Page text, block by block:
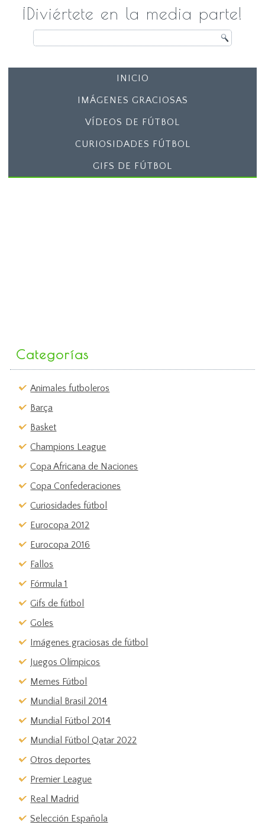
¡Diviértete en la media parte!
INICIO
IMÁGENES GRACIOSAS
VÍDEOS DE FÚTBOL
CURIOSIDADES FÚTBOL
GIFS DE FÚTBOL
Categorías
Animales futboleros
Barça
Basket
Champions League
Copa Africana de Naciones
Copa Confederaciones
Curiosidades fútbol
Eurocopa 2012
Eurocopa 2016
Fallos
Fórmula 1
Gifs de fútbol
Goles
Imágenes graciosas de fútbol
Juegos Olímpicos
Memes Fútbol
Mundial Brasil 2014
Mundial Fútbol 2014
Mundial Fútbol Qatar 2022
Otros deportes
Premier League
Real Madrid
Selección Española